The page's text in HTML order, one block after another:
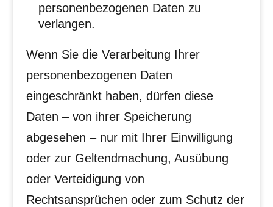
personenbezogenen Daten zu
verlangen.
Wenn Sie die Verarbeitung Ihrer
personenbezogenen Daten
eingeschränkt haben, dürfen diese
Daten – von ihrer Speicherung
abgesehen – nur mit Ihrer Einwilligung
oder zur Geltendmachung, Ausübung
oder Verteidigung von
Rechtsansprüchen oder zum Schutz der